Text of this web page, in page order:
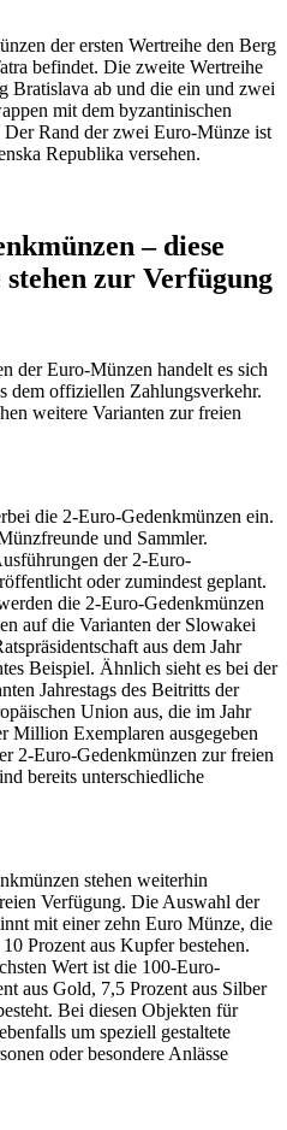
der ersten Wertreihe den Berg
befindet. Die zweite Wertreihe
Bratislava ab und die ein und zwei
mit dem byzantinischen
Rand der zwei Euro-Münze ist
Republika versehen.
– diese
stehen zur Verfügung
der Euro-Münzen handelt es sich
dem offiziellen Zahlungsverkehr.
weitere Varianten zur freien
die 2-Euro-Gedenkmünzen ein.
und Sammler.
der 2-Euro-
oder zumindest geplant.
die 2-Euro-Gedenkmünzen
auf die Varianten der Slowakei
aus dem Jahr
Beispiel. Ähnlich sieht es bei der
Jahrestags des Beitritts der
Union aus, die im Jahr
Million Exemplaren ausgegeben
2-Euro-Gedenkmünzen zur freien
bereits unterschiedliche
stehen weiterhin
Verfügung. Die Auswahl der
mit einer zehn Euro Münze, die
Prozent aus Kupfer bestehen.
Wert ist die 100-Euro-
aus Gold, 7,5 Prozent aus Silber
Bei diesen Objekten für
um speziell gestaltete
oder besondere Anlässe